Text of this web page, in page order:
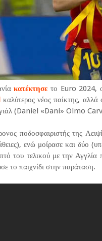
κατέκτησε το Euro 2024,
καλύτερος νέος παίκτης,
(Daniel «Dani» Olmo
ποδοσφαιριστής της
ενώ μοίρασε και δύο
του τελικού με την
το παιχνίδι στην παράταση.